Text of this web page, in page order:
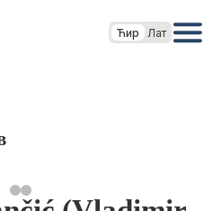
Ћир Лат